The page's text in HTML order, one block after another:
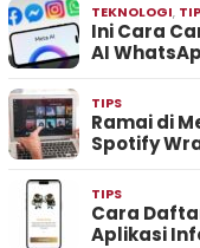
TEKNOLOGI,
Ini Cara
AI
TIPS
Ramai di
Spotify
TIPS
Cara
Aplikasi